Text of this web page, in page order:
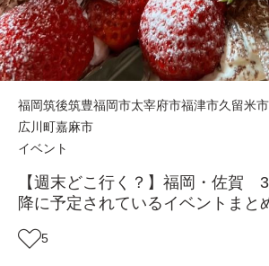
福岡筑後筑豊福岡市太宰府市福津市久留米市
広川町嘉麻市
イベント
【週末どこ行く？】福岡・佐賀
降に予定されているイベントまと
5